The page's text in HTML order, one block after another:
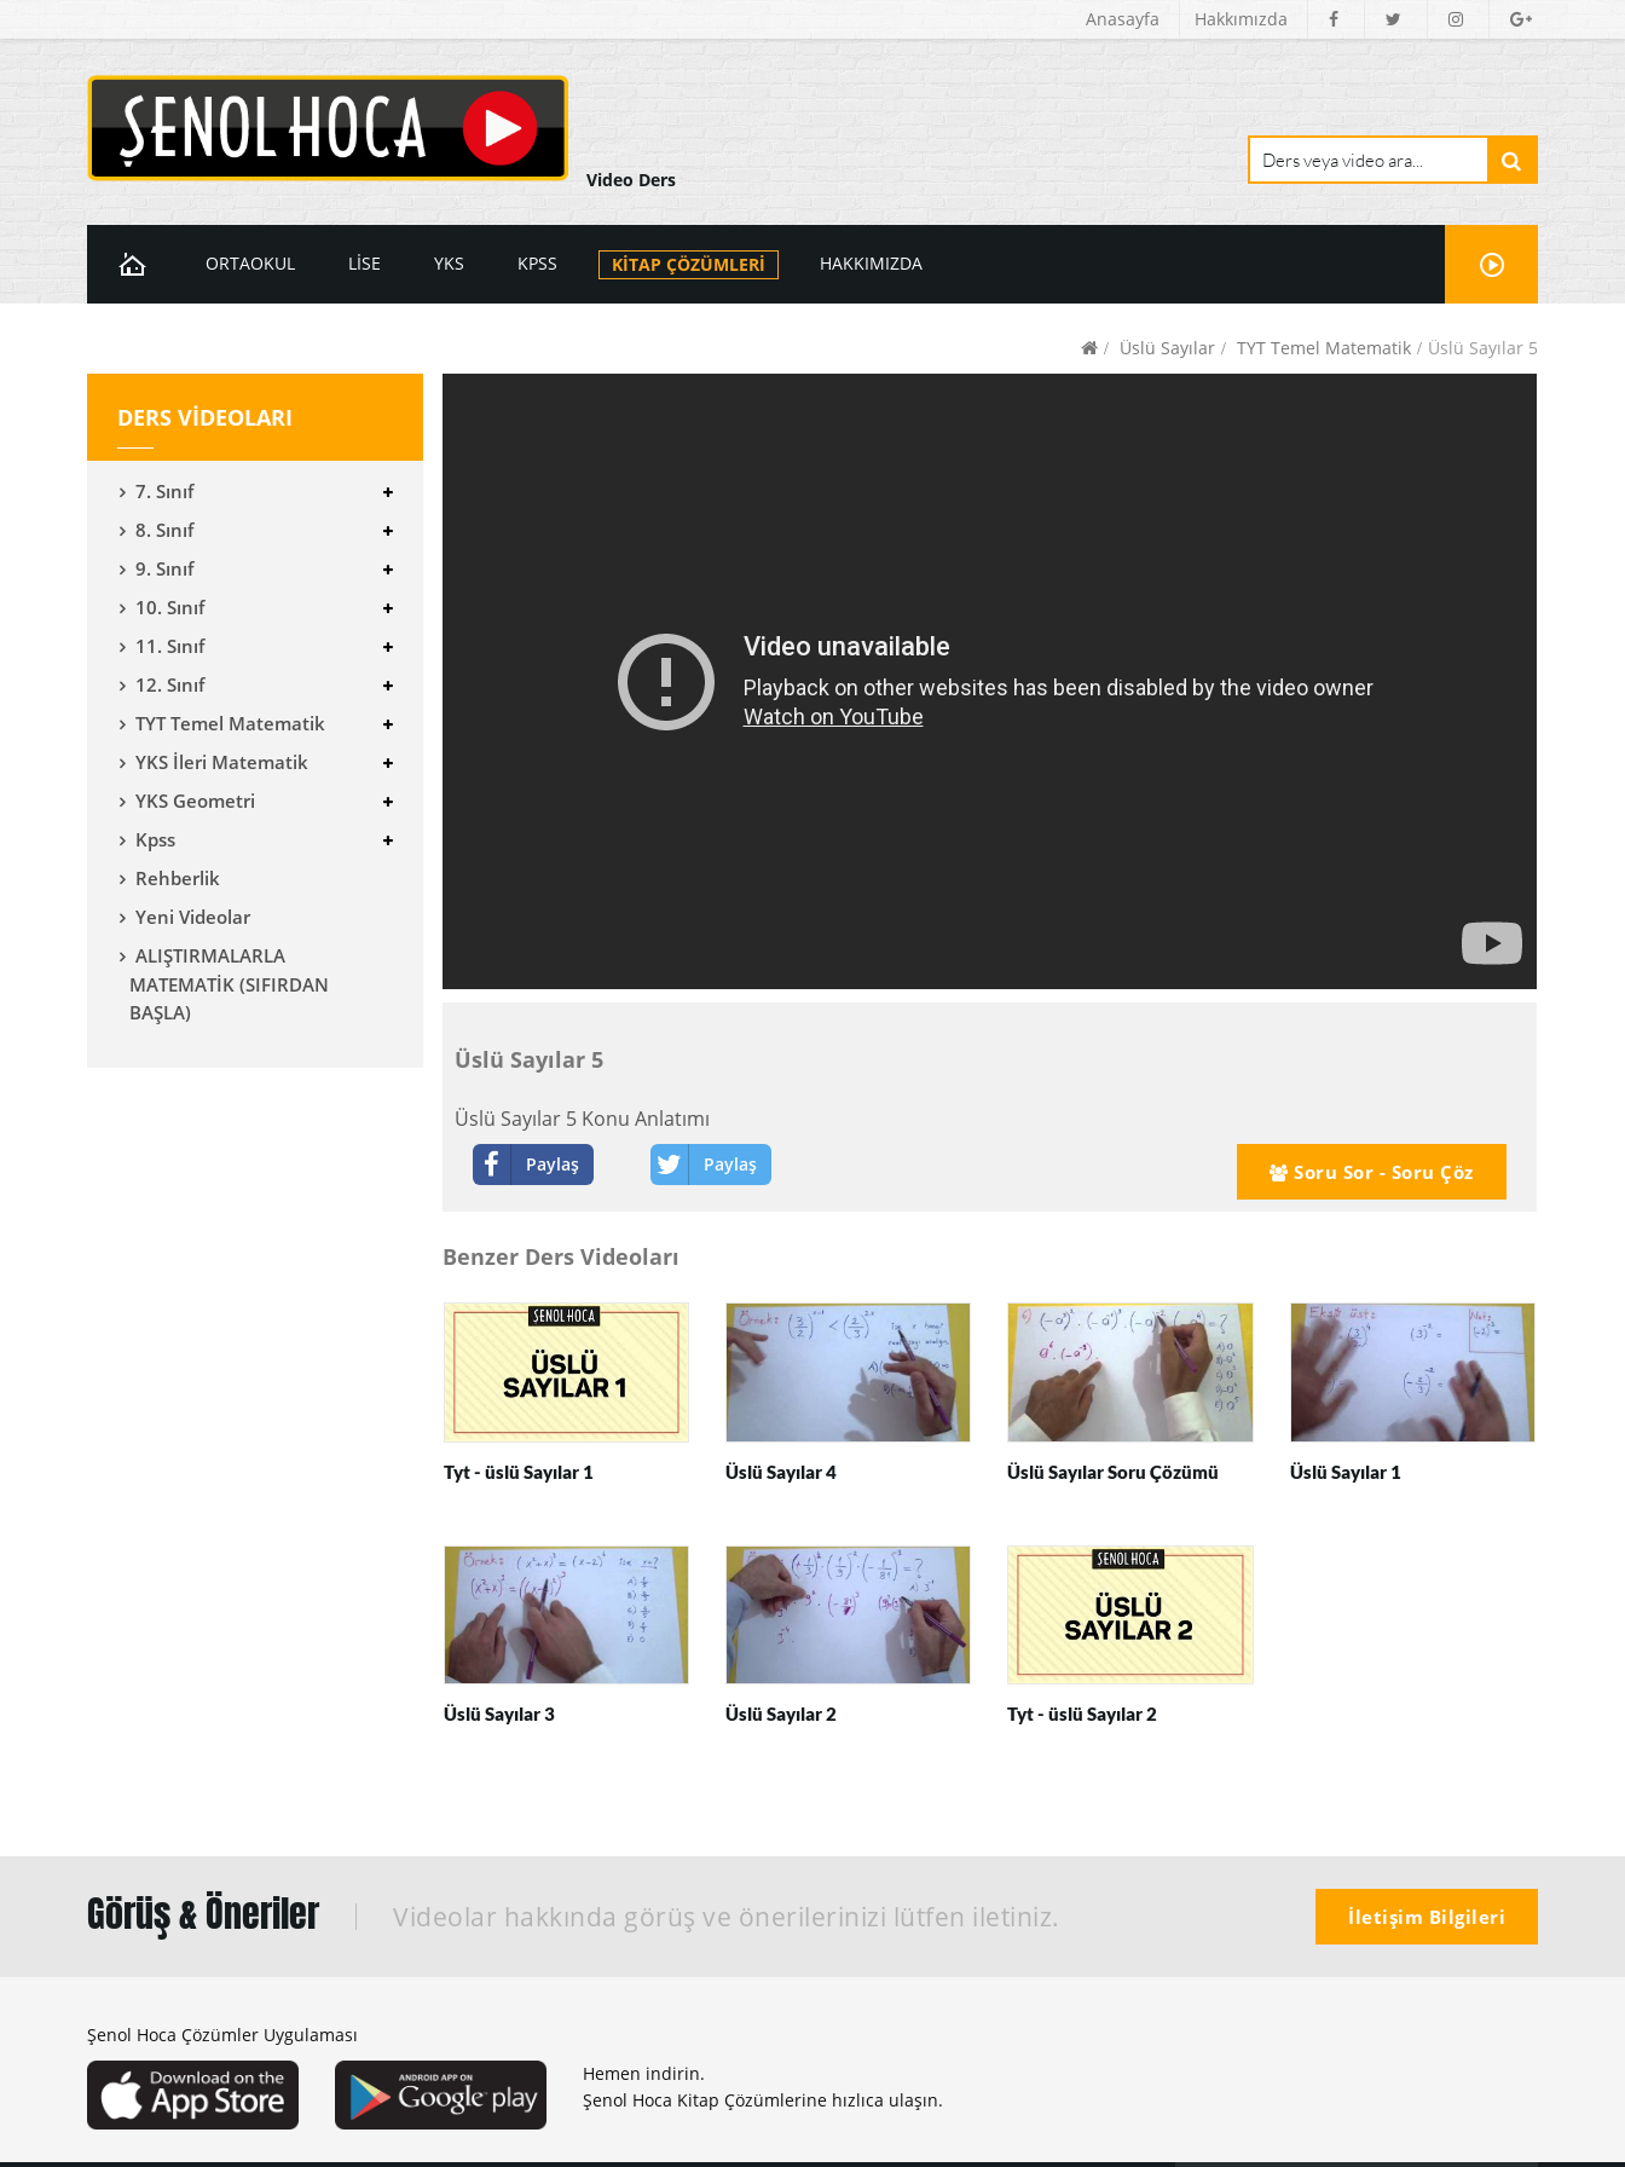
Anasayfa Hakkımızda
Video Ders
ORTAOKUL
8. Sınıf Videoları
LİSE
11. Sınıf Videoları
12. Sınıf Videoları
YKS KPSS KİTAP ÇÖZÜMLERİ HAKKIMIZDA
Üslü Sayılar TYT Temel Matematik Üslü Sayılar 5
DERS VİDEOLARI
7. Sınıf
8. Sınıf
9. Sınıf
10. Sınıf
11. Sınıf
12. Sınıf
TYT Temel Matematik
YKS İleri Matematik
YKS Geometri
Kpss
Rehberlik
Yeni Videolar
ALIŞTIRMALARLA
MATEMATİK (SIFIRDAN
BAŞLA)
Üslü Sayılar 5
Üslü Sayılar 5 Konu Anlatımı
Paylaş Paylaş Soru Sor - Soru Çöz
Benzer Ders Videoları
Tyt - üslü Sayılar 1 Üslü Sayılar 4 Üslü Sayılar Soru Çözümü Üslü Sayılar 1
Üslü Sayılar 3 Üslü Sayılar 2 Tyt - üslü Sayılar 2
Görüş & Öneriler Videolar hakkında görüş ve önerilerinizi lütfen iletiniz. İletişim Bilgileri
Şenol Hoca Çözümler Uygulaması
Hemen indirin.
Şenol Hoca Kitap Çözümlerine hızlıca ulaşın.